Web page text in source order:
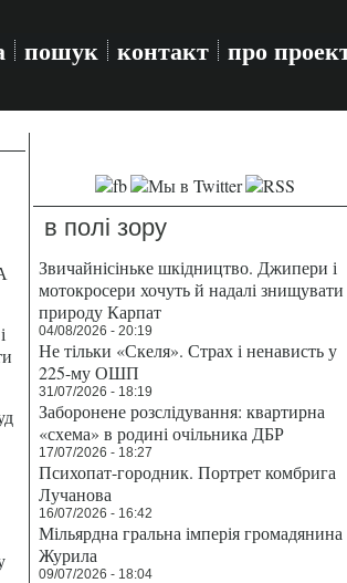
пошук контакт про
в полі зору
Звичайнісіньке шкідництво. Джипери і
мотокросери хочуть й надалі знищувати
природу Карпат
04/08/2026 - 20:19
Не тільки «Скеля». Страх і ненависть у
225-му ОШП
31/07/2026 - 18:19
Заборонене розслідування: квартирна
«схема» в родині очільника ДБР
17/07/2026 - 18:27
Психопат-городник. Портрет комбрига
Лучанова
16/07/2026 - 16:42
Мільярдна гральна імперія громадянина
Журила
09/07/2026 - 18:04